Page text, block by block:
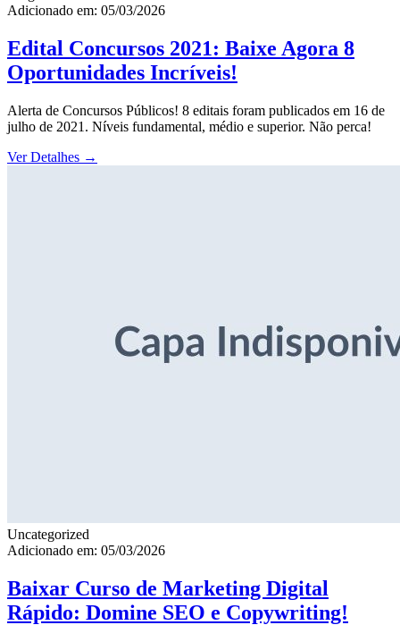
Adicionado em: 05/03/2026
Edital Concursos 2021: Baixe Agora 8
Oportunidades Incríveis!
Alerta de Concursos Públicos! 8 editais foram publicados em 16 de
julho de 2021. Níveis fundamental, médio e superior. Não perca!
Ver Detalhes →
Uncategorized
Adicionado em: 05/03/2026
Baixar Curso de Marketing Digital
Rápido: Domine SEO e Copywriting!